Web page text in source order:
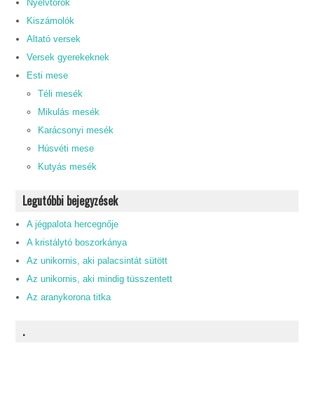
Nyelvtörők
Kiszámolók
Altató versek
Versek gyerekeknek
Esti mese
Téli mesék
Mikulás mesék
Karácsonyi mesék
Húsvéti mese
Kutyás mesék
Legutóbbi bejegyzések
A jégpalota hercegnője
A kristálytó boszorkánya
Az unikornis, aki palacsintát sütött
Az unikornis, aki mindig tüsszentett
Az aranykorona titka
.